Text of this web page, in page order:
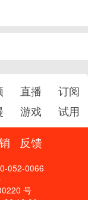
直播
订阅
游戏 试用
反馈
052-0066
号